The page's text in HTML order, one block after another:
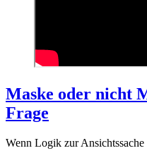
Maske oder nicht
Frage
Wenn Logik zur